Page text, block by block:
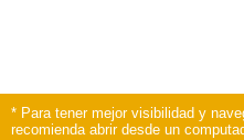
* Para tener mejor visibilidad y
recomienda abrir desde un